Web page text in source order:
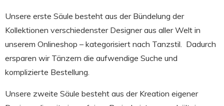
Unsere erste Säule besteht aus der Bündelung der
Kollektionen verschiedenster Designer aus aller Welt in
unserem Onlineshop – kategorisiert nach Tanzstil. Dadurch
ersparen wir Tänzern die aufwendige Suche und
komplizierte Bestellung.
Unsere zweite Säule besteht aus der Kreation eigener